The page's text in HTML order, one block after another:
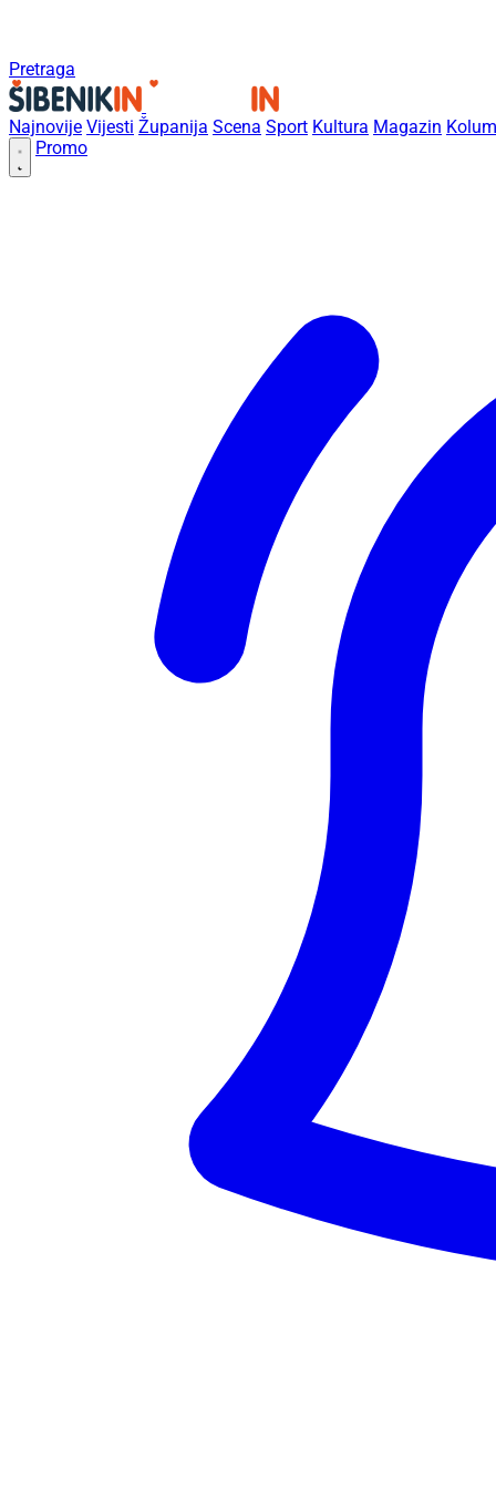
Pretraga
Najnovije Vijesti Županija Scena Sport Kultura Magazin
Promo